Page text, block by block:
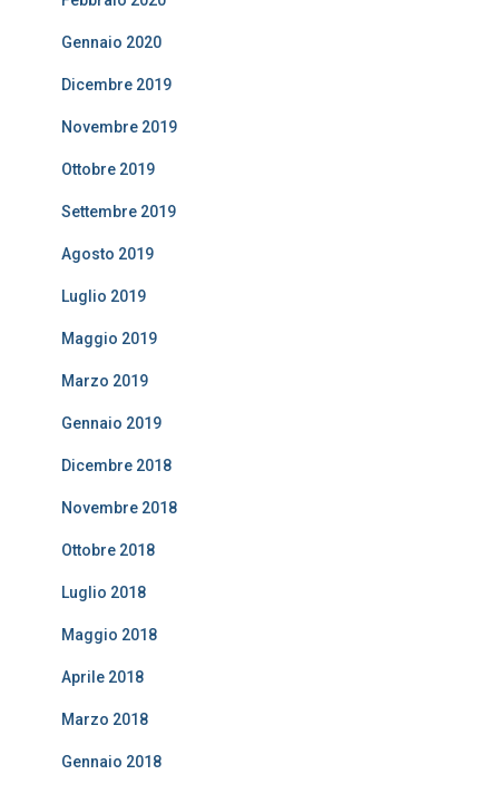
Gennaio 2020
Dicembre 2019
Novembre 2019
Ottobre 2019
Settembre 2019
Agosto 2019
Luglio 2019
Maggio 2019
Marzo 2019
Gennaio 2019
Dicembre 2018
Novembre 2018
Ottobre 2018
Luglio 2018
Maggio 2018
Aprile 2018
Marzo 2018
Gennaio 2018